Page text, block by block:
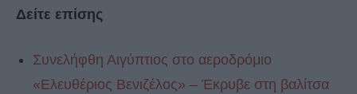
Δείτε επίσης
Συνελήφθη Αιγύπτιος στο αεροδρόμιο
«Ελευθέριος Βενιζέλος» – Έκρυβε στη βαλίτσα